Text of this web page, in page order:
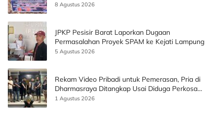
8 Agustus 2026
JPKP Pesisir Barat Laporkan Dugaan
Permasalahan Proyek SPAM ke Kejati Lampung
5 Agustus 2026
Rekam Video Pribadi untuk Pemerasan, Pria di
Dharmasraya Ditangkap Usai Diduga Perkosa
Korban
1 Agustus 2026